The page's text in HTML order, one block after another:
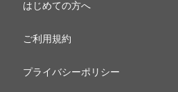
はじめての方へ
ご利用規約
プライバシーポリシー